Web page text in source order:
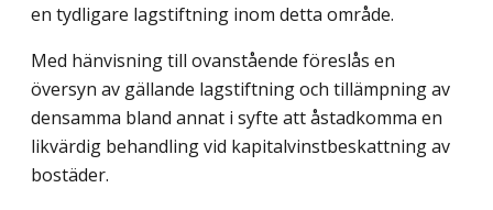
en tydligare lagstiftning inom detta område.
Med hänvisning till ovanstående föreslås en
översyn av gällande lagstiftning och tillämpning av
densamma bland annat i syfte att åstadkomma en
likvärdig behandling vid kapitalvinstbeskattning av
bostäder.